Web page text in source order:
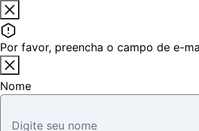
Por favor, preencha o campo de e-
Nome